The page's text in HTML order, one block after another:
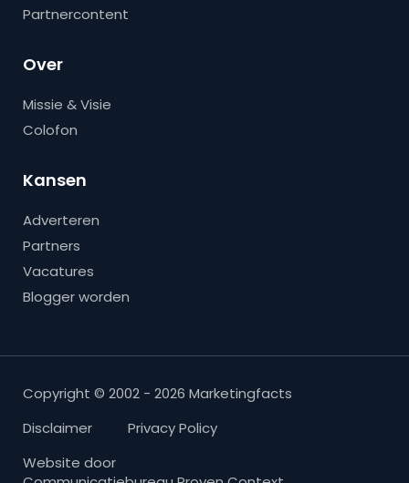
Partnercontent
Over
Missie & Visie
Colofon
Kansen
Adverteren
Partners
Vacatures
Blogger worden
Copyright © 2002 - 2026 Marketingfacts
Disclaimer
Privacy Policy
Website door